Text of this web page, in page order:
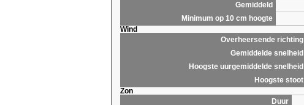
Gemiddeld
Minimum op 10 cm hoogte
Wind
Overheersende richting
Gemiddelde snelheid
Hoogste uurgemiddelde snelheid
Hoogste stoot
Zon
Duur